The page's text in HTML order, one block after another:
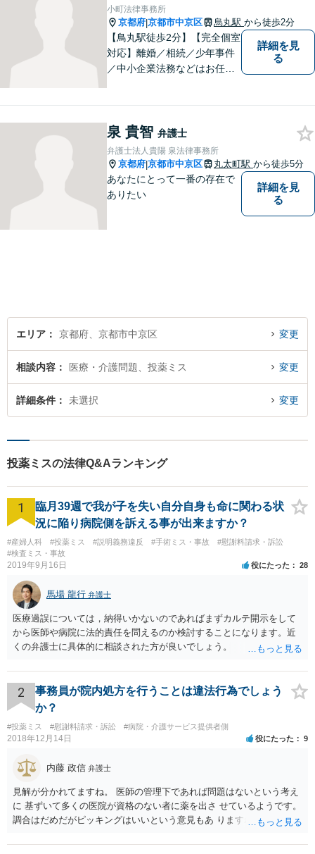
小町法律事務所
京都府|京都市中京区 烏丸駅 から徒歩2分
【鳥丸駅徒歩2分】【完全個室
対応】離婚／相続／少年事件
／中小企業法務などはお任せ
はお気軽にご相談ください！
【近隣駐車場あり】
詳細を見
る
泉 貴智 弁護士
弁護士法人貴陽 泉法律事務所
京都府|京都市中京区 丸太町駅 から徒歩5分
あなたにとって一番の存在で
ありたい
詳細を見
る
エリア 京都府、京都市中京区 変更
相談内容 医療・介護問題、投薬ミス 変更
詳細条件 未選択 変更
投薬ミスの法律Q&Aランキング
1
臨月39週で我が子を失い自分自身も命に関わる状
況に陥り病院側を訴える事が出来ますか？
#産婦人科 #投薬ミス #説明義務違反 #手術ミス・事故
#慰謝料請求・訴訟
#検査ミス・事故
2019年9月16日 役にたった 28
馬場 龍行 弁護士
医療過誤については，納得いかないのであればまずカルテ開示をして
から医師や病院に法的責任を問えるのか検討することになります。近
くの弁護士に具体的に相談された方が良いでしょう。
2
事務員が院内処方を行うことは違法行為でしょう
か？
#投薬ミス #慰謝料請求・訴訟 #病院・介護サービス提供者側
2018年12月14日 役にたった 9
内藤 政信 弁護士
見解が分かれてますね。 医師の管理下であれば問題はないという考え
に 基ずいて多くの医院が資格のない者に薬を出さ せているようです。
調合はだめだがピッキングはいいという意見もあ りますね。 また患者
いますね。 院外とではかなり金額が低くなるようです。 したがって、